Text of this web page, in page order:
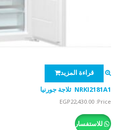
قراءة المزيد
NRKI2181A1 ثلاجة جورنيا
Price:
EGP22,430.00
للاستفسار